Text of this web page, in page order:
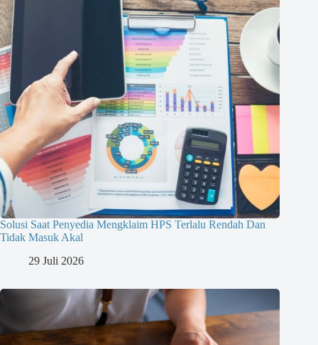
Solusi Saat Penyedia Mengklaim HPS Terlalu Rendah Dan
Tidak Masuk Akal
29 Juli 2026